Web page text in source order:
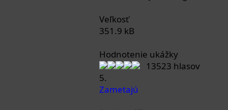
Veľkosť
351.9 kB
Hodnotenie ukážky
13523 hlasov
5.
Zametajú